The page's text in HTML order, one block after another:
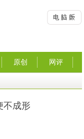
原创 网评
不成形